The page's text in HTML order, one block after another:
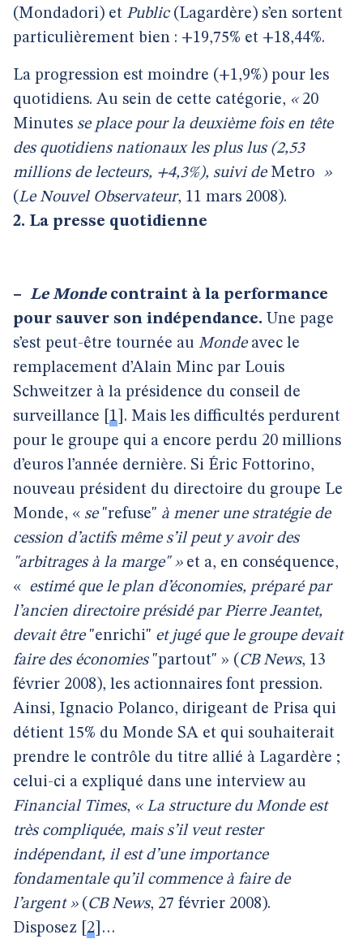
(Mondadori) et Public (Lagardère) s’en sortent
particulièrement bien : +19,75% et +18,44%.
La progression est moindre (+1,9%) pour les
quotidiens. Au sein de cette catégorie, « 20
Minutes se place pour la deuxième fois en tête
des quotidiens nationaux les plus lus (2,53
millions de lecteurs, +4,3%), suivi de Metro »
(Le Nouvel Observateur, 11 mars 2008).
2. La presse quotidienne
– Le Monde contraint à la performance
pour sauver son indépendance. Une page
s’est peut-être tournée au Monde avec le
remplacement d’Alain Minc par Louis
Schweitzer à la présidence du conseil de
surveillance
1 . Mais les difficultés perdurent
pour le groupe qui a encore perdu 20 millions
d’euros l’année dernière. Si Éric Fottorino,
nouveau président du directoire du groupe Le
Monde, « se "refuse" à mener une stratégie de
cession d’actifs même s’il peut y avoir des
"arbitrages à la marge" »et a, en conséquence,
« estimé que le plan d’économies, préparé par
l’ancien directoire présidé par Pierre Jeantet,
devait être "enrichi" et jugé que le groupe devait
faire des économies "partout" » ( CB News, 13
février 2008), les actionnaires font pression.
Ainsi, Ignacio Polanco, dirigeant de Prisa qui
détient 15% du Monde SA et qui souhaiterait
prendre le contrôle du titre allié à Lagardère ;
celui-ci a expliqué dans une interview au
Financial Times, « La structure du Monde est
très compliquée, mais s’il veut rester
indépendant, il est d’une importance
fondamentale qu’il commence à faire de
l’argent »( CB News, 27 février 2008).
Disposez
2 …